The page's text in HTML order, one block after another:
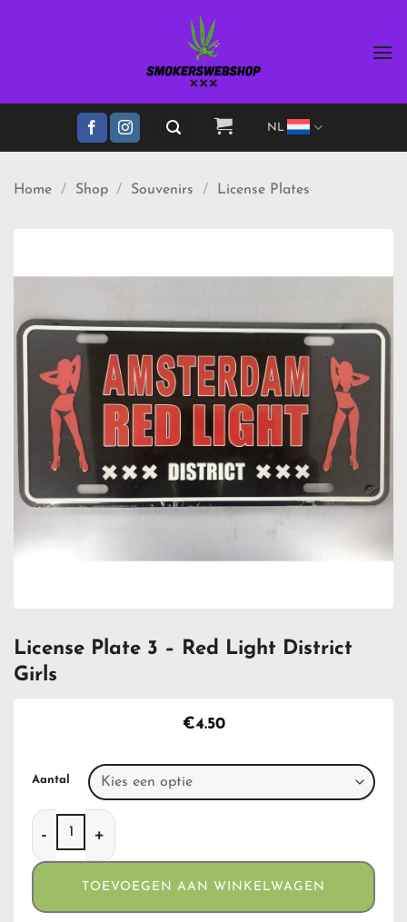
NL
Home / Shop / Souvenirs / License Plates
License Plate 3 – Red Light District
Girls
€4.50
Aantal
License Plate 3 - Red Light District Girls aantal
TOEVOEGEN AAN WINKELWAGEN